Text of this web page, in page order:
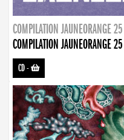
COMPILATION JAUNEORANGE
COMPILATION JAUNEORANGE
CD-